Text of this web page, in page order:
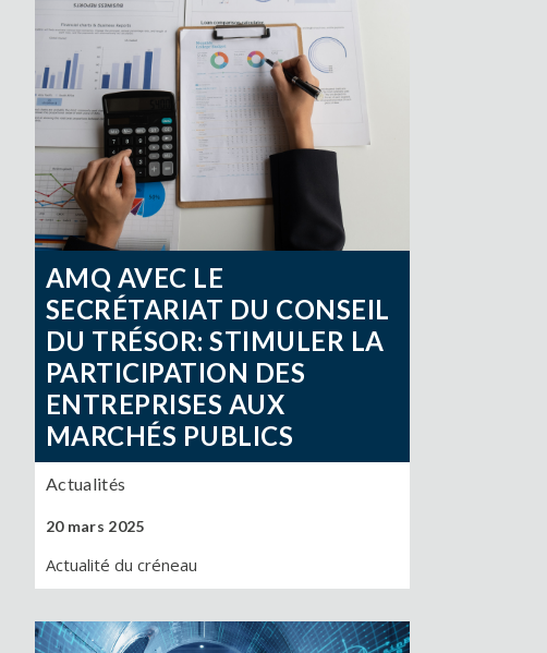
AMQ AVEC LE
SECRÉTARIAT DU CONSEIL
DU TRÉSOR: STIMULER LA
PARTICIPATION DES
ENTREPRISES AUX
MARCHÉS PUBLICS
Actualités
20 mars 2025
Actualité du créneau